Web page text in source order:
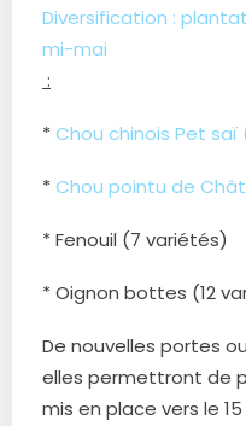
Diversification :
mi-mai
:
*Chou chinois Pet
*Chou pointu de
* Fenouil (7 variétés)
* Oignon bottes (12
De nouvelles portes
elles permettront de
mis en place vers le